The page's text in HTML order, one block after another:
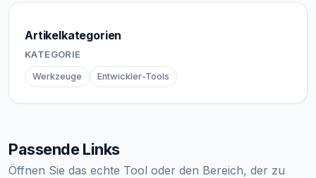
Artikelkategorien
KATEGORIE
Werkzeuge Entwickler-Tools
Passende Links
Öffnen Sie das echte Tool oder den Bereich, der zu